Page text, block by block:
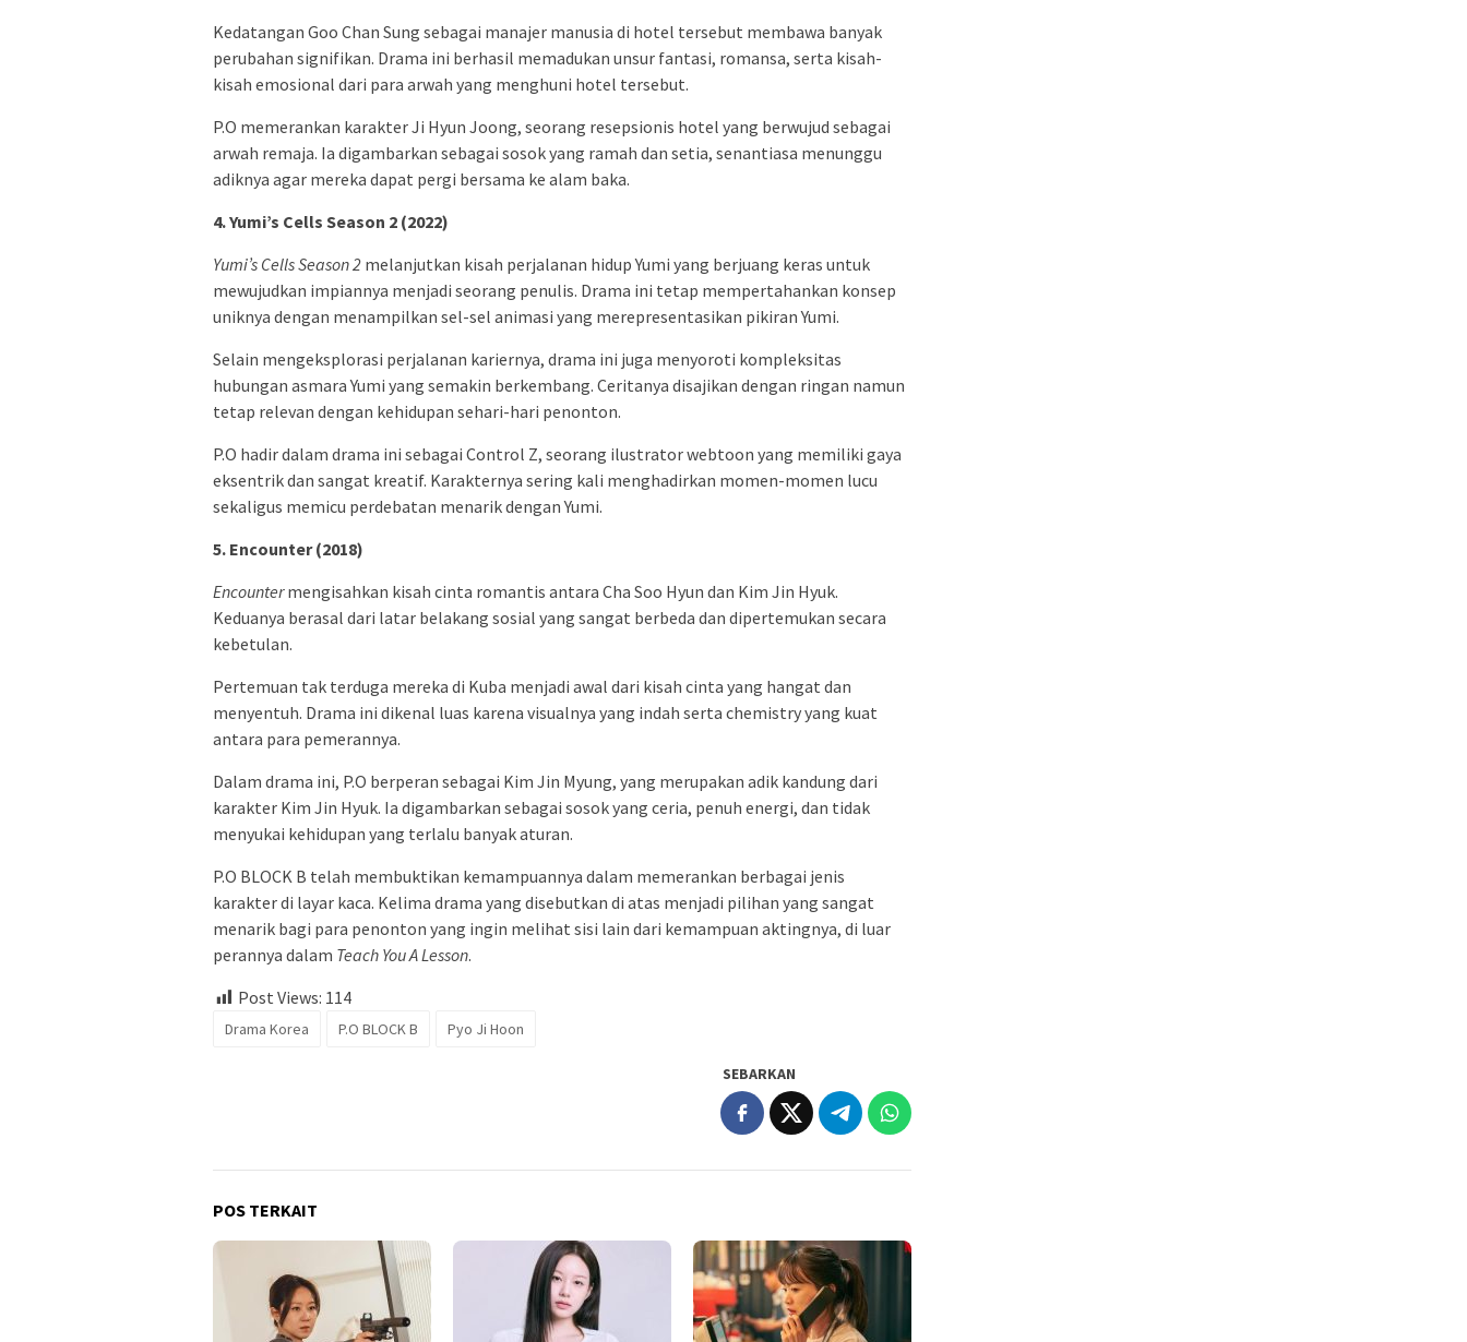
Kedatangan Goo Chan Sung sebagai manajer manusia di hotel tersebut membawa banyak
perubahan signifikan. Drama ini berhasil memadukan unsur fantasi, romansa, serta kisah-
kisah emosional dari para arwah yang menghuni hotel tersebut.
P.O memerankan karakter Ji Hyun Joong, seorang resepsionis hotel yang berwujud sebagai
arwah remaja. Ia digambarkan sebagai sosok yang ramah dan setia, senantiasa menunggu
adiknya agar mereka dapat pergi bersama ke alam baka.
4. Yumi’s Cells Season 2 (2022)
Yumi’s Cells Season 2 melanjutkan kisah perjalanan hidup Yumi yang berjuang keras untuk
mewujudkan impiannya menjadi seorang penulis. Drama ini tetap mempertahankan konsep
uniknya dengan menampilkan sel-sel animasi yang merepresentasikan pikiran Yumi.
Selain mengeksplorasi perjalanan kariernya, drama ini juga menyoroti kompleksitas
hubungan asmara Yumi yang semakin berkembang. Ceritanya disajikan dengan ringan namun
tetap relevan dengan kehidupan sehari-hari penonton.
P.O hadir dalam drama ini sebagai Control Z, seorang ilustrator webtoon yang memiliki gaya
eksentrik dan sangat kreatif. Karakternya sering kali menghadirkan momen-momen lucu
sekaligus memicu perdebatan menarik dengan Yumi.
5. Encounter (2018)
Encountermengisahkan kisah cinta romantis antara Cha Soo Hyun dan Kim Jin Hyuk.
Keduanya berasal dari latar belakang sosial yang sangat berbeda dan dipertemukan secara
kebetulan.
Pertemuan tak terduga mereka di Kuba menjadi awal dari kisah cinta yang hangat dan
menyentuh. Drama ini dikenal luas karena visualnya yang indah serta chemistry yang kuat
antara para pemerannya.
Dalam drama ini, P.O berperan sebagai Kim Jin Myung, yang merupakan adik kandung dari
karakter Kim Jin Hyuk. Ia digambarkan sebagai sosok yang ceria, penuh energi, dan tidak
menyukai kehidupan yang terlalu banyak aturan.
P.O BLOCK B telah membuktikan kemampuannya dalam memerankan berbagai jenis
karakter di layar kaca. Kelima drama yang disebutkan di atas menjadi pilihan yang sangat
menarik bagi para penonton yang ingin melihat sisi lain dari kemampuan aktingnya, di luar
perannya dalam Teach You A Lesson.
Post Views: 114
Drama Korea P.O BLOCK B Pyo Ji Hoon
SEBARKAN
POS TERKAIT